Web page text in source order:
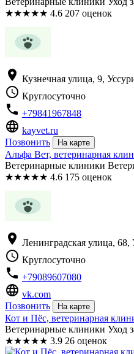
★★★★★ 4.6 207 оценок
location_on Кузнечная улица, 9,
schedule Круглосуточно
phone +79841967848
language kayvet.ru
Позвонить
На карте
Альфа Вет, ветеринарная
Ветеринарные клиники
★★★★★ 4.6 175 оценок
location_on Ленинградская улица, 68,
schedule Круглосуточно
phone +79089607080
language vk.com
Позвонить
На карте
Кот и Пёс, ветеринарная
Ветеринарные клиники Уход
★★★★★ 3.9 26 оценок